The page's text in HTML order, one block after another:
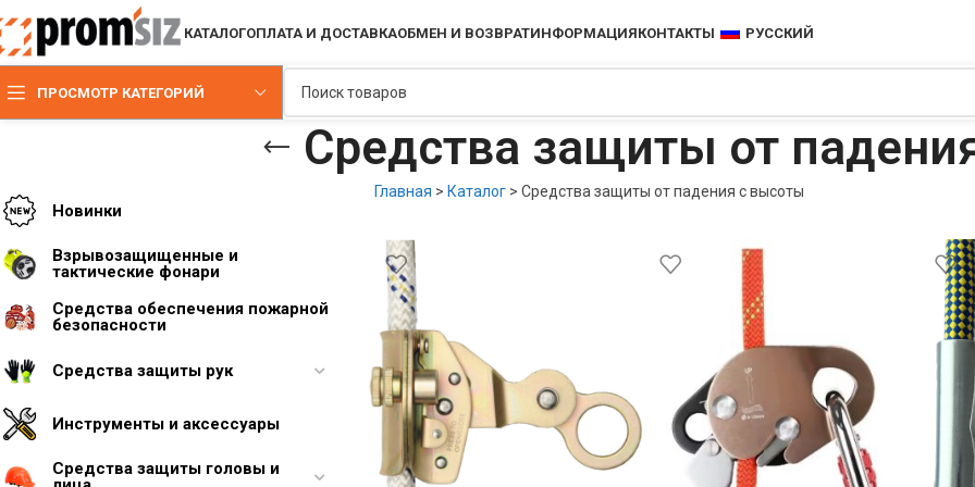
КАТАЛОГОПЛАТА И ДОСТАВКАОБМЕН И ВОЗВРАТИНФОРМАЦИЯКОНТАКТЫ РУССКИЙ
ПРОСМОТР КАТЕГОРИЙ
Средства защиты от
Новинки
Взрывозащищенные и
тактические фонари
Средства обеспечения пожарной
безопасности
Средства защиты рук
Инструменты и аксессуары
Средства защиты головы и
Главная > Каталог> Средства защиты от падения с высоты